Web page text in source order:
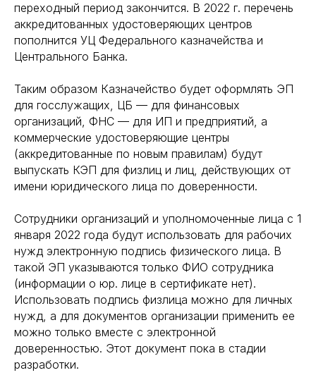
переходный период закончится. В 2022 г. перечень
аккредитованных удостоверяющих центров
пополнится УЦ Федерального казначейства и
Центрального Банка.
Таким образом Казначейство будет оформлять ЭП
для госслужащих, ЦБ — для финансовых
организаций, ФНС — для ИП и предприятий, а
коммерческие удостоверяющие центры
(аккредитованные по новым правилам) будут
выпускать КЭП для физлиц и лиц, действующих от
имени юридического лица по доверенности.
Сотрудники организаций и уполномоченные лица с 1
января 2022 года будут использовать для рабочих
нужд электронную подпись физического лица. В
такой ЭП указываются только ФИО сотрудника
(информации о юр. лице в сертификате нет).
Использовать подпись физлица можно для личных
нужд, а для документов организации применить ее
можно только вместе с электронной
доверенностью. Этот документ пока в стадии
разработки.